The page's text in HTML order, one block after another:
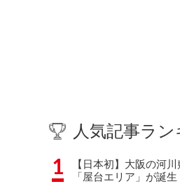
人気記事ラ
1
【日本初】大阪の河
「屋台エリア」が誕生